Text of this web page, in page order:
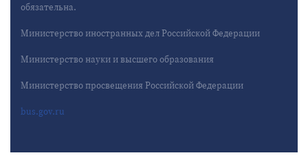
обязательна.
Министерство иностранных дел Российской Федерации
Министерство науки и высшего образования
Министерство просвещения Российской Федерации
bus.gov.ru